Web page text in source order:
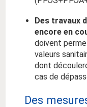
Des travaux
encore en
doivent
valeurs
dont
cas de
Des